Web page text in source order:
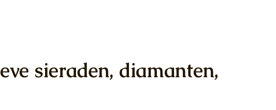
sieraden, diamanten,